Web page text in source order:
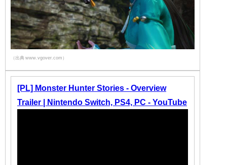
（出典 www.vgover.com）
[PL] Monster Hunter Stories - Overview
Trailer | Nintendo Switch, PS4, PC - YouTube